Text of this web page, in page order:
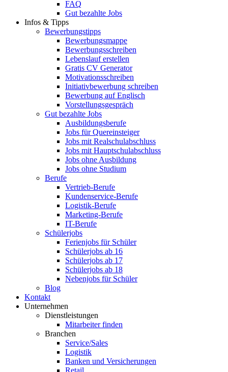
FAQ
Gut bezahlte Jobs
Infos & Tipps
Bewerbungstipps
Bewerbungsmappe
Bewerbungsschreiben
Lebenslauf erstellen
Gratis CV Generator
Motivationsschreiben
Initiativbewerbung schreiben
Bewerbung auf Englisch
Vorstellungsgespräch
Gut bezahlte Jobs
Ausbildungsberufe
Jobs für Quereinsteiger
Jobs mit Realschulabschluss
Jobs mit Hauptschulabschluss
Jobs ohne Ausbildung
Jobs ohne Studium
Berufe
Vertrieb-Berufe
Kundenservice-Berufe
Logistik-Berufe
Marketing-Berufe
IT-Berufe
Schülerjobs
Ferienjobs für Schüler
Schülerjobs ab 16
Schülerjobs ab 17
Schülerjobs ab 18
Nebenjobs für Schüler
Blog
Kontakt
Unternehmen
Dienstleistungen
Mitarbeiter finden
Branchen
Service/Sales
Logistik
Banken und Versicherungen
Retail